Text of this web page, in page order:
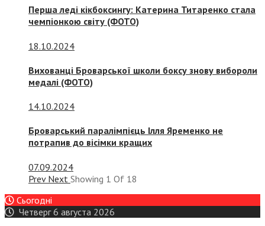
Перша леді кікбоксингу: Катерина Титаренко стала
чемпіонкою світу (ФОТО)
18.10.2024
Вихованці Броварської школи боксу знову вибороли
медалі (ФОТО)
14.10.2024
Броварський паралімпієць Ілля Яременко не
потрапив до вісімки кращих
07.09.2024
Prev Next Showing 1 Of 18
Сьогодні
Четверг 6 августа 2026